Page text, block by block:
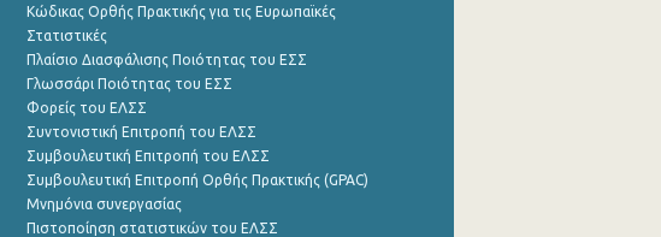
Κώδικας Ορθής Πρακτικής για τις Ευρωπαϊκές
Στατιστικές
Πλαίσιο Διασφάλισης Ποιότητας του ΕΣΣ
Γλωσσάρι Ποιότητας του ΕΣΣ
Φορείς του ΕΛΣΣ
Συντονιστική Επιτροπή του ΕΛΣΣ
Συμβουλευτική Επιτροπή του ΕΛΣΣ
Συμβουλευτική Επιτροπή Ορθής Πρακτικής (GPAC)
Μνημόνια συνεργασίας
Πιστοποίηση στατιστικών του ΕΛΣΣ